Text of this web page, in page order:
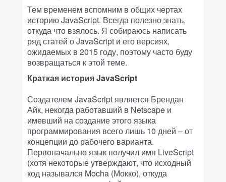
Тем временем вспомним в общих чертах
историю JavaScript. Всегда полезно знать,
откуда что взялось. Я собираюсь написать
ряд статей о JavaScript и его версиях,
ожидаемых в 2015 году, поэтому часто буду
возвращаться к этой теме.
Краткая история JavaScript
Создателем JavaScript является Брендан
Айк, некогда работавший в Netscape и
имевший на создание этого языка
программирования всего лишь 10 дней – от
концепции до рабочего варианта.
Первоначально язык получил имя LiveScript
(хотя некоторые утверждают, что исходный
код назывался Mocha (Мокко), откуда